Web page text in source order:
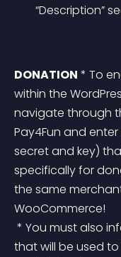
“Description”
DONATION * To
within the
navigate through
Pay4Fun and
secret and key)
specifically for
the same
WooCommerce!
that will be used